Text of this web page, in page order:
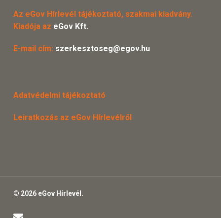
Az eGov Hírlevél tájékoztató, szakmai kiadvány.
Kiadója az eGov Kft.
E-mail cím: szerkesztoseg@egov.hu
Adatvédelmi tájékoztató
Leiratkozás az eGov Hírlevélről
© 2026 eGov Hírlevél.
email